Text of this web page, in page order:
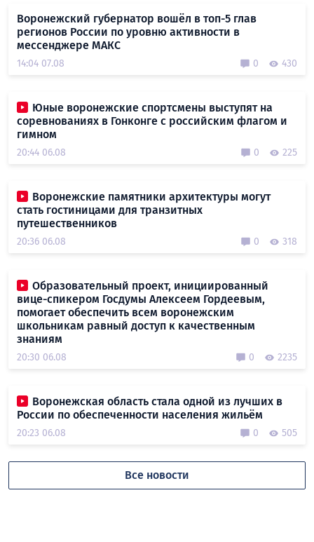
Воронежский губернатор вошёл в топ-5 глав
регионов России по уровню активности в
мессенджере МАКС
14:04 07.08 0 430
Юные воронежские спортсмены выступят на
соревнованиях в Гонконге с российским флагом и
гимном
20:44 06.08 0 225
Воронежские памятники архитектуры могут
стать гостиницами для транзитных
путешественников
20:36 06.08 0 318
Образовательный проект, инициированный
вице-спикером Госдумы Алексеем Гордеевым,
помогает обеспечить всем воронежским
школьникам равный доступ к качественным
знаниям
20:30 06.08 0 2235
Воронежская область стала одной из лучших в
России по обеспеченности населения жильём
20:23 06.08 0 505
Все новости